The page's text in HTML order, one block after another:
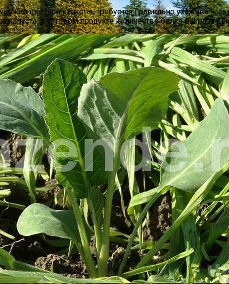
Чеснока: Агротехника Выращивания
Огурцов: Зачем И Как Нужно Проводить
Рядом С Хвойными – Примеры Удачных
урожай цветной капусты, требуется правильно ухаживать
капуста. В готовом продукте количество белка в 2 раза